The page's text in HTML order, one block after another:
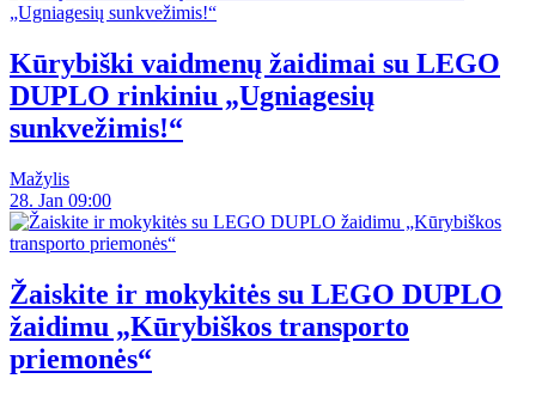
Kūrybiški vaidmenų žaidimai su LEGO
DUPLO rinkiniu „Ugniagesių
sunkvežimis!“
Mažylis
28. Jan 09:00
Žaiskite ir mokykitės su LEGO DUPLO
žaidimu „Kūrybiškos transporto
priemonės“